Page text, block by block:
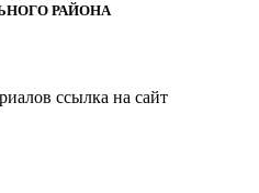
РАЙОНА
ссылка на сайт